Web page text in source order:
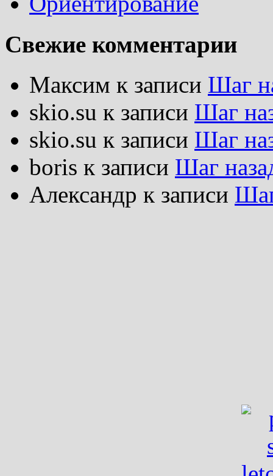
Свежие комментарии
Максим к записи Шаг
skio.su к записи Шаг
skio.su к записи Шаг
boris к записи Шаг
Александр к записи